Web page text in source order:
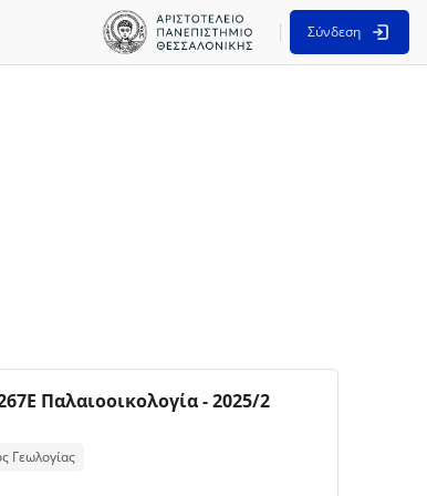
Σύνδεση
Παλαιοοικολογία - 2025/2
Γεωλογίας